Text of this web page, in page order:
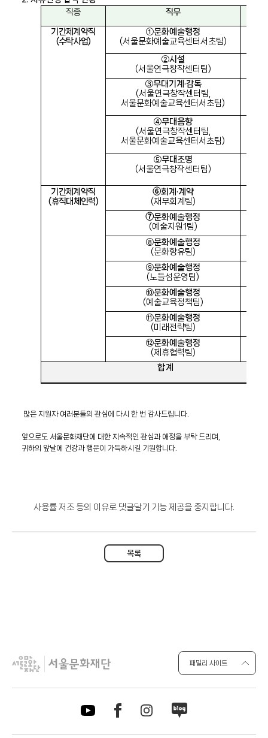
직종 직무
기간제계약직
(수탁사업)
①문화예술행정
(서울문화예술교육센터서초팀)
②시설
(서울연극창작센터팀)
③무대기계 ·감독
(서울연극창작센터팀
서울문화예술교육센터서초팀)
④무대음향
(서울연극창작센터팀
서울문화예술교육센터서초팀)
⑤무대조명
(서울연극창작센터팀 )
기간제계약직
(휴직대체인력)
➅회계 ·계약
(재무회계팀)
➆문화예술행정
(예술지원1팀)
⑧문화예술행정
(문화향유팀)
⑨문화예술행정
(노들섬운영팀)
⑩문화예술행정
(예술교육정책팀)
⑪문화예술행정
(미래전략팀)
⑫문화예술행정
(제휴협력팀)
합 계
많은 지원자 여러분들의 관심에 다시 한 번 감사드립니다
앞으로도 서울문화재단에 대한 지속적인 관심과 애정을 부탁 드리며
귀하의 앞날에 건강과 행운이 가득하시길 기원합니다.
사용률 저조 등의 이유로 댓글달기 기능 제공을 중지합니다.
목록
패밀리 사이트